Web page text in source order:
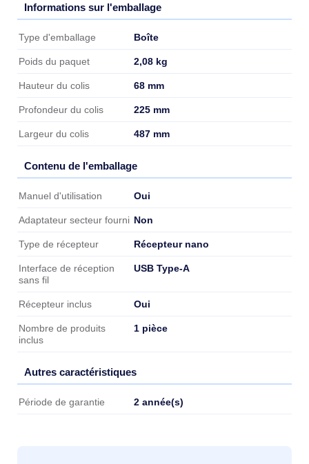
Informations sur l'emballage
Informations sur l'emballage
Type d'emballage Boîte
Poids du paquet 2,08 kg
Hauteur du colis 68 mm
Profondeur du colis 225 mm
Largeur du colis 487 mm
Contenu de l'emballage
Contenu de l'emballage
Manuel d'utilisation Oui
Adaptateur secteur fourni Non
Type de récepteur Récepteur nano
Interface de réception
sans fil
USB Type-A
Récepteur inclus Oui
Nombre de produits
inclus
1 pièce
Autres caractéristiques
Autres caractéristiques
Période de garantie 2 année(s)